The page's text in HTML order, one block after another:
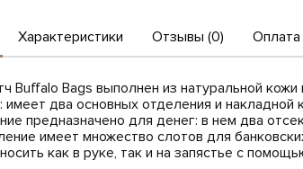
Характеристики Отзывы (0) Оплата
Buffalo Bags выполнен из натуральной кожи
имеет два основных отделения и накладной
предназначено для денег: в нем два
имеет множество слотов для
как в руке, так и на запястье с